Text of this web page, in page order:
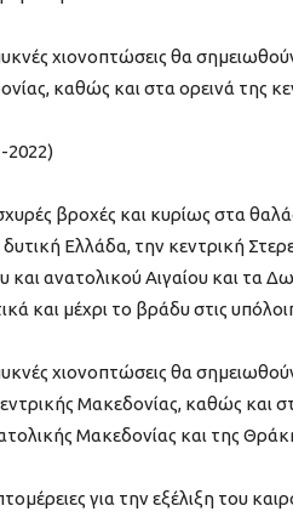
χιονοπτώσεις θα
καθώς και στα ορεινά της
2022)
βροχές και κυρίως στα
Ελλάδα, την κεντρική
και ανατολικού Αιγαίου και τα
και μέχρι το βράδυ στις
χιονοπτώσεις θα
Μακεδονίας, καθώς και
Μακεδονίας και της
για την εξέλιξη του